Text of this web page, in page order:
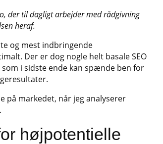
der til dagligt arbejder med rådgivning
heraf.
og mest indbringende
Der er dog nogle helt basale SEO
i sidste ende kan spænde ben for
på markedet, når jeg analyserer
højpotentielle